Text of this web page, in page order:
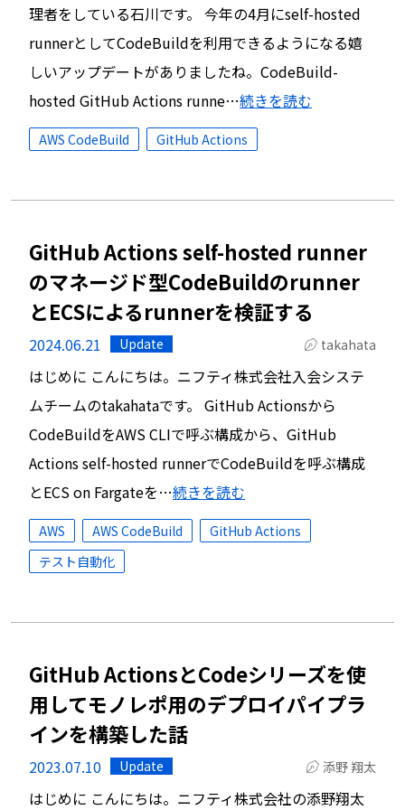
理者をしている石川です。 今年の4月にself-hosted
runnerとしてCodeBuildを利用できるようになる嬉
しいアップデートがありましたね。CodeBuild-
hosted GitHub Actions runne…続きを読む
AWS CodeBuild GitHub Actions
GitHub Actions self-hosted runner
のマネージド型CodeBuildのrunner
とECSによるrunnerを検証する
2024.06.21 Update takahata
はじめに こんにちは。ニフティ株式会社入会システ
ムチームのtakahataです。 GitHub Actionsから
CodeBuildをAWS CLIで呼ぶ構成から、GitHub
Actions self-hosted runnerでCodeBuildを呼ぶ構成
とECS on Fargateを…続きを読む
AWS AWS CodeBuild
GitHub Actions
テスト自動化
GitHub ActionsとCodeシリーズを使
用してモノレポ用のデプロイパイプラ
インを構築した話
2023.07.10 Update 添野 翔太
はじめに こんにちは。ニフティ株式会社の添野翔太